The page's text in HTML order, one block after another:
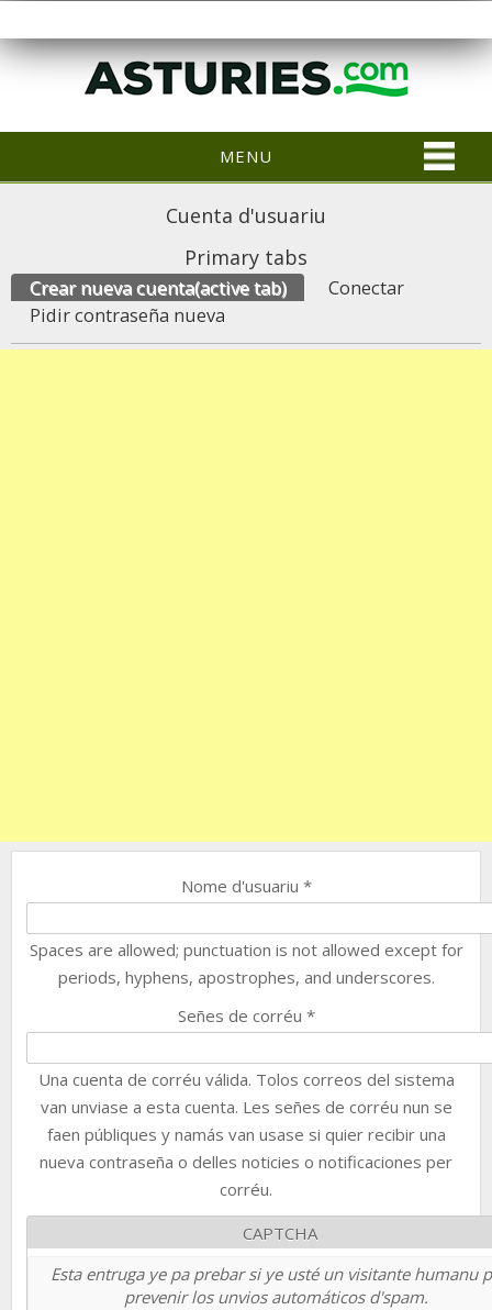
MENU
Cuenta d'usuariu
Primary tabs
Crear nueva cuenta(active tab)
Conectar
Pidir contraseña nueva
Nome d'usuariu *
Spaces are allowed; punctuation is not allowed except for
periods, hyphens, apostrophes, and underscores.
Señes de corréu *
Una cuenta de corréu válida. Tolos correos del sistema
van unviase a esta cuenta. Les señes de corréu nun se
faen públiques y namás van usase si quier recibir una
nueva contraseña o delles noticies o notificaciones per
corréu.
CAPTCHA
Esta entruga ye pa prebar si ye usté un visitante humanu
prevenir los unvios automáticos d'spam.